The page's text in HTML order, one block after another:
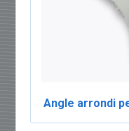
Angle arrondi